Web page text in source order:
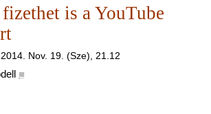
is a YouTube
2014. Nov. 19. (Sze), 21.12
■